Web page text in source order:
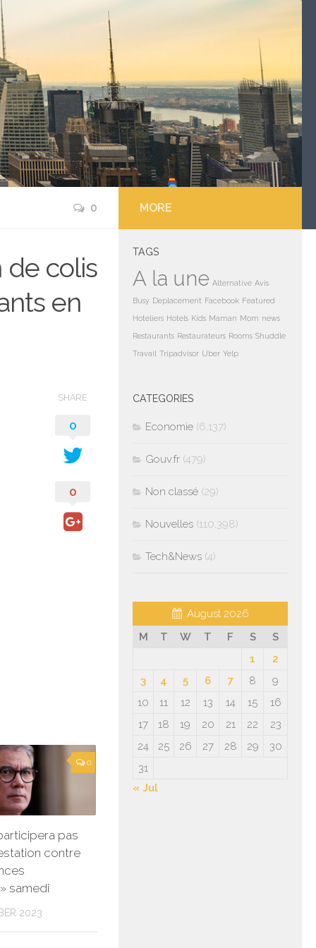
0
de colis
en
SHARE
0
0
0
pas
contre
samedi
2023
MORE
TAGS
A la une Alternative Avis
Busy Deplacement Facebook Featured
Hoteliers Hotels Kids Maman Mom news
Restaurants Restaurateurs Rooms Shuddle
Travail Tripadvisor Uber Yelp
CATEGORIES
Economie (6,137)
Gouv.fr (479)
Non classé (29)
Nouvelles (110,398)
Tech&News (4)
August 2026
M
T W T F S
S
1
2
3
4 5 6 7 8
9
10
11 12 13 14 15
16
17
18 19 20 21 22
23
24
25 26 27 28 29
30
31
« Jul